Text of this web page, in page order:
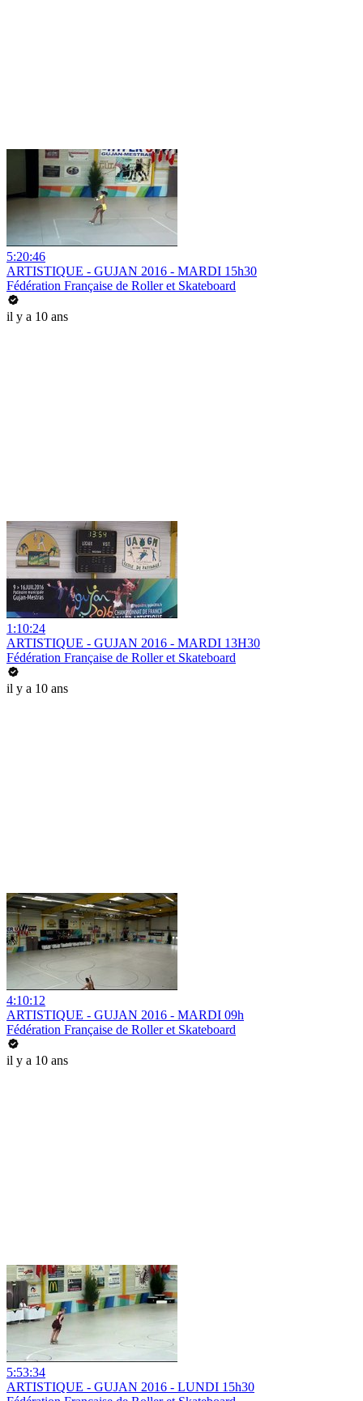
5:20:46
ARTISTIQUE - GUJAN 2016 - MARDI 15h30
Fédération Française de Roller et Skateboard
il y a 10 ans
1:10:24
ARTISTIQUE - GUJAN 2016 - MARDI 13H30
Fédération Française de Roller et Skateboard
il y a 10 ans
4:10:12
ARTISTIQUE - GUJAN 2016 - MARDI 09h
Fédération Française de Roller et Skateboard
il y a 10 ans
5:53:34
ARTISTIQUE - GUJAN 2016 - LUNDI 15h30